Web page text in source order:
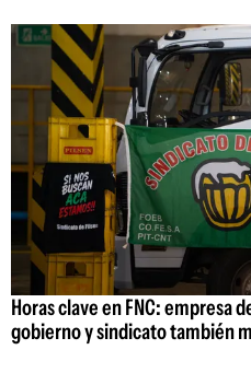
Horas clave en FNC: empresa
gobierno y sindicato también